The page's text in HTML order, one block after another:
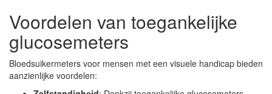
Voordelen van toegankelijke
glucosemeters
Bloedsuikermeters voor mensen met een visuele handicap bieden
aanzienlijke voordelen: